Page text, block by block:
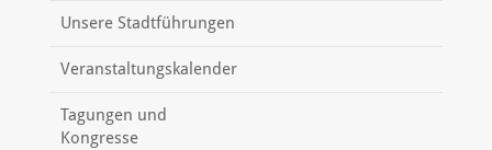
Unsere Stadtführungen
Veranstaltungskalender
Tagungen und
Kongresse